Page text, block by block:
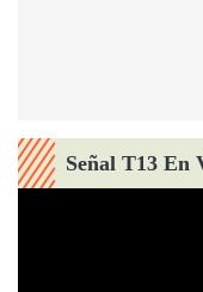
Señal T13 En